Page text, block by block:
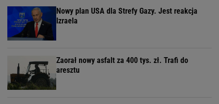
Nowy plan USA dla Strefy Gazy. Jest reakcja
Izraela
Zaorał nowy asfalt za 400 tys. zł. Trafi do
aresztu